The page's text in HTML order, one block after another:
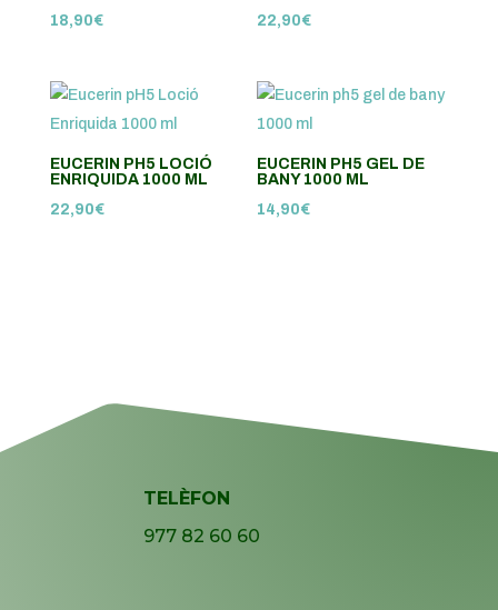
18,90€
22,90€
EUCERIN PH5 LOCIÓ
ENRIQUIDA 1000 ML
22,90€
EUCERIN PH5 GEL DE
BANY 1000 ML
14,90€
TELÈFON
977 82 60 60